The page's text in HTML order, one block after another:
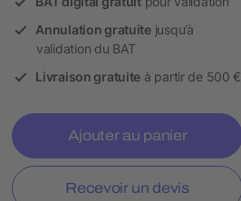
Annulation gratuitejusqu’à
validation du BAT
Livraison gratuite à partir de 500 €
Ajouter au panier
Recevoir un devis